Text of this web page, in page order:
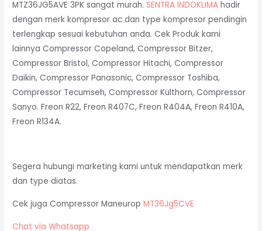
MTZ36JG5AVE 3PK sangat murah.SENTRA INDOKLIMA hadir
dengan merk kompresor ac dan type kompresor pendingin
terlengkap sesuai kebutuhan anda. Cek Produk kami
lainnya Compressor Copeland, Compressor Bitzer,
Compressor Bristol, Compressor Hitachi, Compressor
Daikin, Compressor Panasonic, Compressor Toshiba,
Compressor Tecumseh, Compressor Kulthorn, Compressor
Sanyo. Freon R22, Freon R407C, Freon R404A, Freon R410A,
Freon R134A.
Segera hubungi marketing kami untuk mendapatkan merk
dan type diatas.
Cek juga Compressor ManeuropMT36Jg5CVE
Chat via Whatsapp